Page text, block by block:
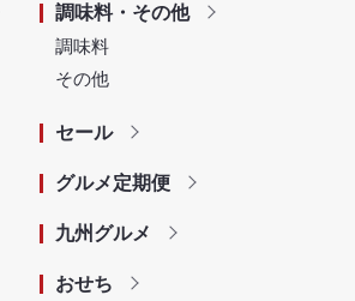
調味料・その他
調味料
その他
セール
グルメ定期便
九州グルメ
おせち